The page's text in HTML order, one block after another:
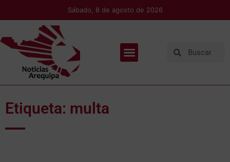
Sábado, 8 de agosto de 2026
Etiqueta: multa